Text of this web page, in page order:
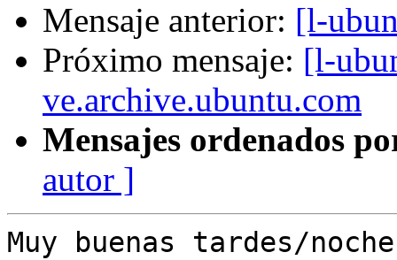
Mensaje anterior: [l-
Próximo mensaje: [l-
ve.archive.ubuntu.com
Mensajes ordenados
autor ]
Muy buenas tardes/